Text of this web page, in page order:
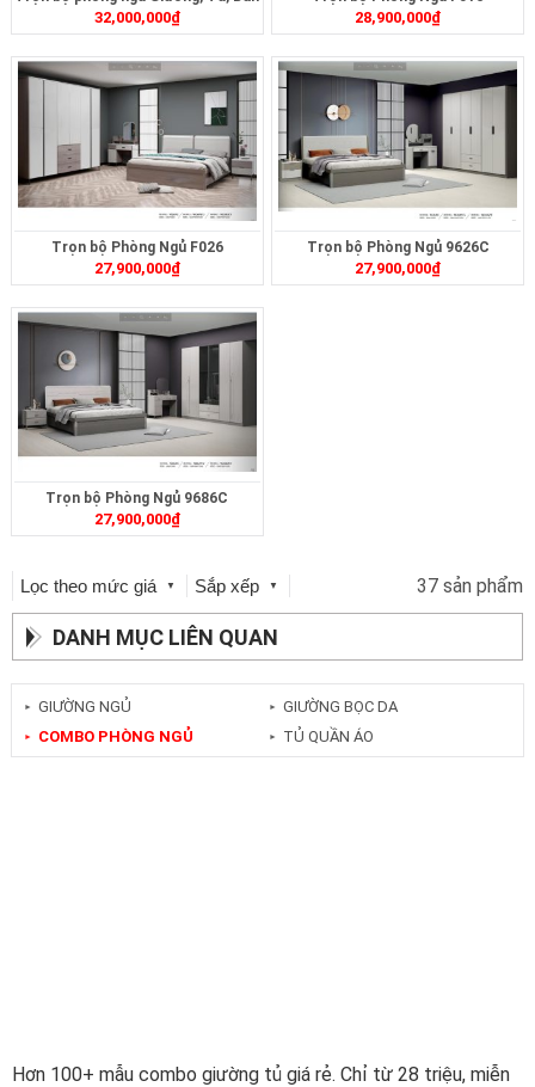
Phấn, Tabb36
32,000,000₫ 28,900,000₫
Trọn bộ Phòng Ngủ F026
27,900,000₫
Trọn bộ Phòng Ngủ 9626C
27,900,000₫
Trọn bộ Phòng Ngủ 9686C
27,900,000₫
Lọc theo mức giá ▼ Sắp xếp ▼ 37 sản phẩm
DANH MỤC LIÊN QUAN
► GIƯỜNG NGỦ
► COMBO PHÒNG NGỦ
► GIƯỜNG BỌC DA
► TỦ QUẦN ÁO